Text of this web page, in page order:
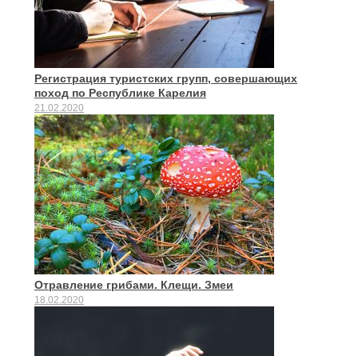
Регистрация туристских групп, совершающих
поход по Республике Карелия
21.02.2020
Отравление грибами. Клещи. Змеи
18.02.2020